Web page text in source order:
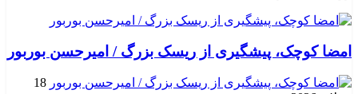
امضا کوچک، پیشگیری از ریسک بزرگ / امیرحسن بوربور
18